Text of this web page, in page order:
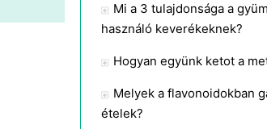
Mi a 3 tulajdonsága a
használó keverékeknek?
Hogyan együnk ketot a
Melyek a flavonoidokban
ételek?